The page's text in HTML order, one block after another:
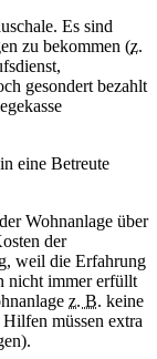
Es sind
zu bekommen (z.
gesondert bezahlt
eine Betreute
Wohnanlage über
der
weil die Erfahrung
nicht immer erfüllt
z. B. keine
müssen extra